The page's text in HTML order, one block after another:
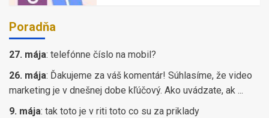
Poradňa
27. mája: telefónne číslo na mobil?
26. mája: Ďakujeme za váš komentár! Súhlasíme, že video
marketing je v dnešnej dobe kľúčový. Ako uvádzate, ak ...
9. mája: tak toto je v riti toto co su za priklady